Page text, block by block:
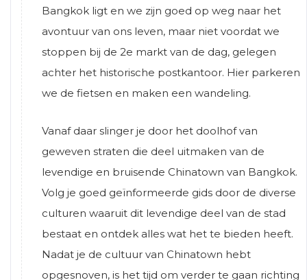
Bangkok ligt en we zijn goed op weg naar het
avontuur van ons leven, maar niet voordat we
stoppen bij de 2e markt van de dag, gelegen
achter het historische postkantoor. Hier parkeren
we de fietsen en maken een wandeling.
Vanaf daar slinger je door het doolhof van
geweven straten die deel uitmaken van de
levendige en bruisende Chinatown van Bangkok.
Volg je goed geïnformeerde gids door de diverse
culturen waaruit dit levendige deel van de stad
bestaat en ontdek alles wat het te bieden heeft.
Nadat je de cultuur van Chinatown hebt
opgesnoven, is het tijd om verder te gaan richting